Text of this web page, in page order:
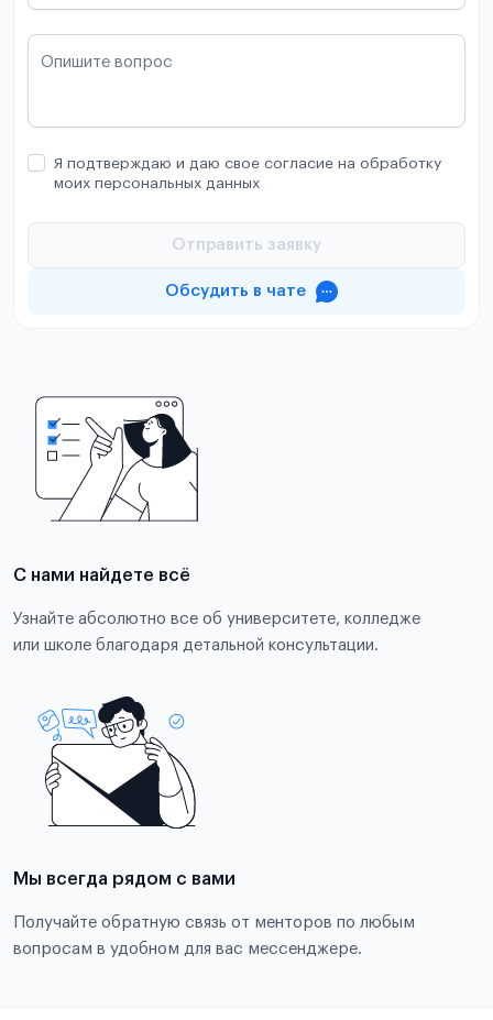
Опишите вопрос
Я подтверждаю и даю свое согласие на обработку
моих персональных данных
Отправить заявку
Обсудить в чате
С нами найдете всё
Узнайте абсолютно все об университете, колледже
или школе благодаря детальной консультации.
Мы всегда рядом с вами
Получайте обратную связь от менторов по любым
вопросам в удобном для вас мессенджере.